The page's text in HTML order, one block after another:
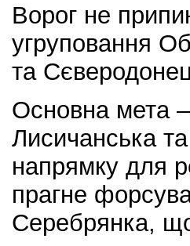
Ворог не
угруповання
та
Основна мета –
Лисичанська
напрямку для
прагне
Серебрянка, що